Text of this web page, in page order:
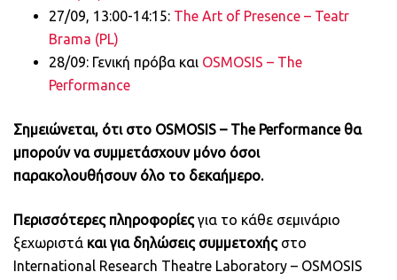
27/09, 13:00-14:15: The Art of Presence – Teatr
Brama (PL)
28/09: Γενική πρόβα και OSMOSIS – The
Performance
Σημειώνεται, ότι στο OSMOSIS – The Performance θα
μπορούν να συμμετάσχουν μόνο όσοι
παρακολουθήσουν όλο το δεκαήμερο.
Περισσότερες πληροφορίες για το κάθε σεμινάριο
ξεχωριστά και για δηλώσεις συμμετοχής στo
International Research Theatre Laboratory – OSMOSIS